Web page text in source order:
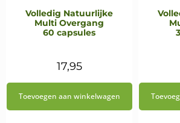
Volledig Natuurlijke
Multi Overgang
60 capsules
17,95
Toevoegen aan winkelwagen